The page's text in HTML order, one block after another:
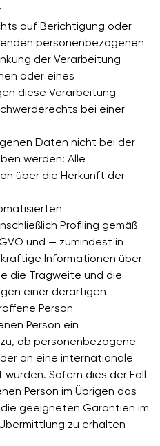
auf Berichtigung oder
personenbezogenen
der Verarbeitung
oder eines
diese Verarbeitung
bei einer
Daten nicht bei der
werden: Alle
über die Herkunft der
Profiling gemäß
und — zumindest in
Informationen über
die Tragweite und die
einer derartigen
Person
Person ein
ob personenbezogene
an eine internationale
Sofern dies der Fall
Person im Übrigen das
geeigneten Garantien im
zu erhalten